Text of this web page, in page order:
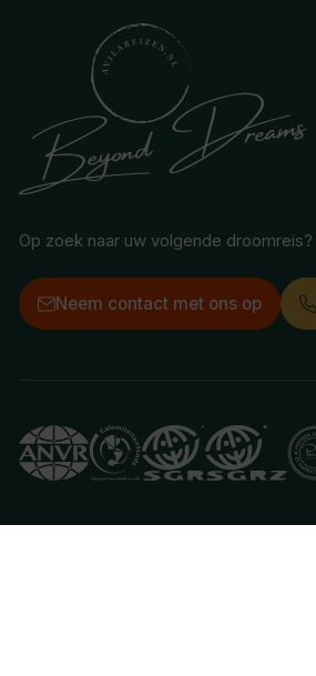
Op zoek naar uw volgende droomreis?
Neem contact met ons op